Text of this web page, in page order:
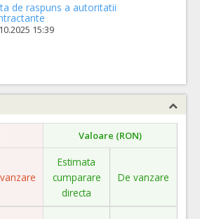
de raspuns a autoritatii
15:39
Valoare (RON)
Estimata
cumparare
directa
De vanzare